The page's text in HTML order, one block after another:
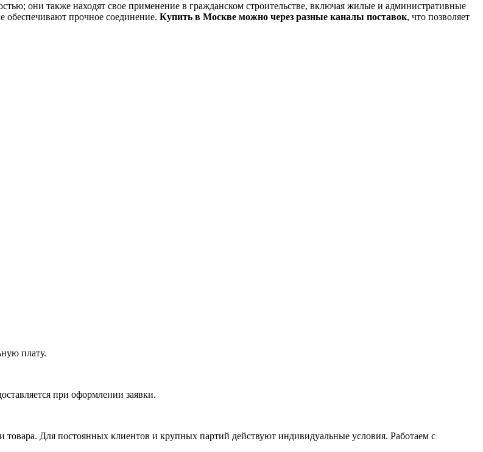
они также находят свое применение в гражданском строительстве, включая жилые и административные
обеспечивают прочное соединение. Купить в Москве можно через разные каналы поставок, что позволяет
плату.
при оформлении заявки.
Для постоянных клиентов и крупных партий действуют индивидуальные условия. Работаем с